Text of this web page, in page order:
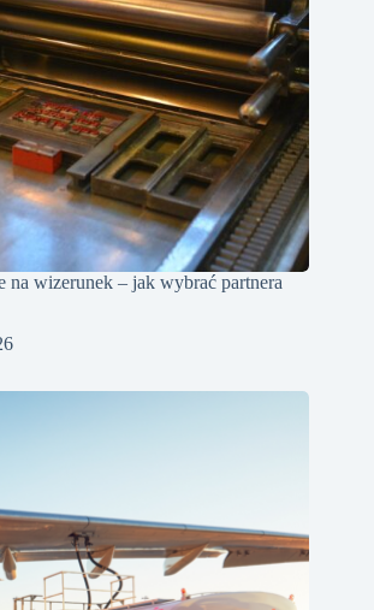
na wizerunek – jak wybrać partnera